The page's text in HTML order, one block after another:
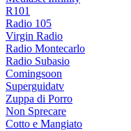
R101
Radio 105
Virgin Radio
Radio Montecarlo
Radio Subasio
Comingsoon
Superguidatv
Zuppa di Porro
Non Sprecare
Cotto e Mangiato